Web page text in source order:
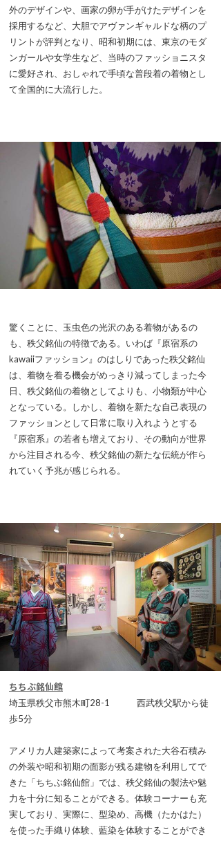
外のデザインや、画家の卵が手がけたデザインを
採用するなど、大胆でアヴァンギャルドな柄のプ
リントが評判となり、昭和初期には、東京のモダ
ンガールや女学生など、当時のファッショニスタ
に愛好され、おしゃれで手頃な普段着の着物とし
て全国的に大流行した。
驚くことに、玉虫色の光沢のある着物があるの
も、秩父銘仙の特徴である。いわば『原宿系の
kawaiiファッション』のはしりであった秩父銘仙
は、着物を着る機会がめっきり減ってしまった今
日、秩父銘仙の着物としてよりも、小物類が中心
となっている。しかし、着物を新たな自己表現の
ファッションとして日常に取り入れようとする
『原宿系』の若者も増えており、その動向が世界
から注目される今、秩父銘仙の新たな伝統が作ら
れていく予兆が感じられる。
ちちぶ銘仙館
埼玉県秩父市熊木町28-1 西武秩父駅から徒
歩5分
アメリカ人建築家によって考案された大谷石積み
の外装や昭和初期の面影が残る建物を利用してで
きた「ちちぶ銘仙館」では、秩父銘仙の製法や魅
力を十分に知ることができる。体験コーナーも充
実しており、実際に、型染め、高機（たかはた）
を使った手織り体験、藍染を体験することができ